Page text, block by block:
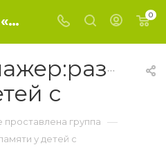
Купить книгу «Мнемотренажер:развитие памяти у детей с» 2021, Трясорукова Татьяна Петро - Не проставлена группа 0
с
проставлена группа —
у детей с